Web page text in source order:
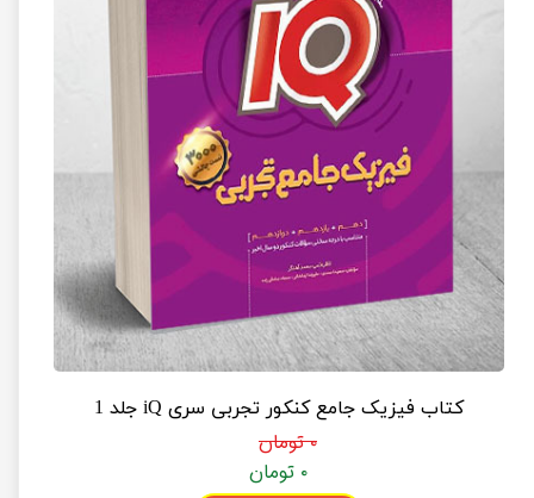
کتاب فیزیک جامع کنکور تجربی سری iQ جلد 1
۰ تومان
۰ تومان